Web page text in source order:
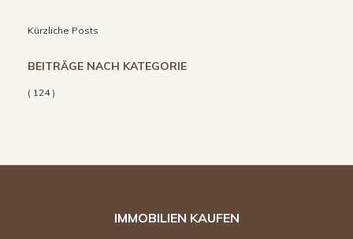
Kürzliche Posts
BEITRÄGE NACH KATEGORIE
( 124 )
IMMOBILIEN KAUFEN